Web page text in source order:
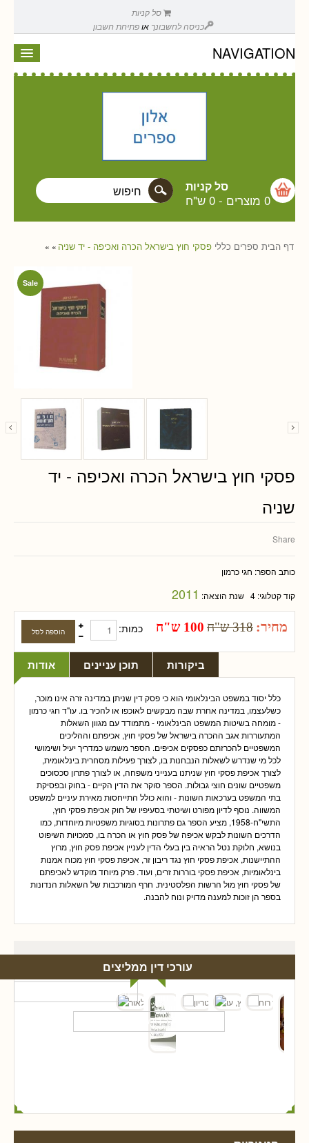
סל קניות
כניסה לחשבונך אופתיחת חשבון
NAVIGATION
סל קניות
0 מוצרים - 0 ש"ח
דף הבית » ספרים כללי » פסקי חוץ בישראל הכרה ואכיפה - יד שניה
Sale
פסקי חוץ בישראל הכרה ואכיפה - יד
שניה
Share
כותב הספר: חגי כרמון
קוד קטלוגי: 4 שנת הוצאה: 2011
מחיר: 318 ש"ח 100 ש"ח כמות:
אודות תוכן עניינים ביקורות
כלל יסוד במשפט הבינלאומי הוא כי פסק דין שניתן במדינה זרה אינו מוכר,
כשלעצמו, במדינה אחרת שבה מבקשים לאוכפו או להכיר בו. עו"ד חגי כרמון
- מומחה בשיטות המשפט הבינלאומי - מתמודד עם מגוון השאלות
המתעוררות אגב ההכרה בישראל של פסקי חוץ, אכיפתם וההליכים
המשפטיים להכרזתם כפסקים אכיפים. הספר משמש כמדריך יעיל ושימושי
לכל מי שנדרש לשאלות הנבחנות בו, לצורך פעילות מסחרית בינלאומית,
לצורך אכיפת פסקי חוץ שניתנו בענייני משפחה, או לצורך פתרון סכסוכים
משפטיים שונים חוצי גבולות. הספר סוקר את הדין הקיים - בחוק ובפסיקת
בתי המשפט בערכאות השונות - והוא כולל התייחסות מאירת עיניים למשפט
המשווה. נוסף לדיון מפורט ושיטתי בסעיפיו של חוק אכיפת פסקי חוץ,
התשי"ח-1958, מציע הספר גם פתרונות בסוגיות משפטיות מיוחדות, כמו
הדרכים השונות לבקש אכיפה של פסק חוץ או הכרה בו, סמכויות השיפוט
בנושא, חלוקת נטל הראיה בין בעלי הדין לעניין אכיפת פסק חוץ, מרוץ
ההתיישנות, אכיפת פסקי חוץ נגד ריבון זר, אכיפת פסקי חוץ מכוח אמנות
בינלאומיות, אכיפת פסקי בוררות זרים, ועוד. פרק מיוחד מוקדש לאכיפתם
של פסקי חוץ מול הרשות הפלסטינית. חרף המורכבות של השאלות הנדונות
בספר הן זוכות למענה מדויק ונוח להבנה.
עורכי דין ממליצים